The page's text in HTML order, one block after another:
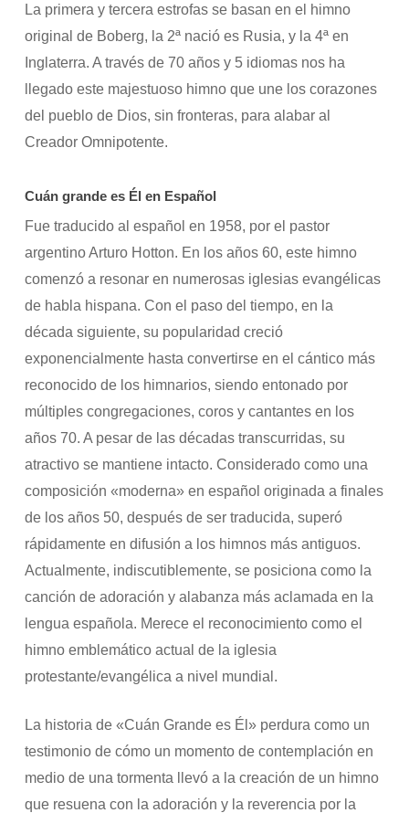
La primera y tercera estrofas se basan en el himno
original de Boberg, la 2ª nació es Rusia, y la 4ª en
Inglaterra. A través de 70 años y 5 idiomas nos ha
llegado este majestuoso himno que une los corazones
del pueblo de Dios, sin fronteras, para alabar al
Creador Omnipotente.
Cuán grande es Él en Español
Fue traducido al español en 1958, por el pastor
argentino Arturo Hotton. En los años 60, este himno
comenzó a resonar en numerosas iglesias evangélicas
de habla hispana. Con el paso del tiempo, en la
década siguiente, su popularidad creció
exponencialmente hasta convertirse en el cántico más
reconocido de los himnarios, siendo entonado por
múltiples congregaciones, coros y cantantes en los
años 70. A pesar de las décadas transcurridas, su
atractivo se mantiene intacto. Considerado como una
composición «moderna» en español originada a finales
de los años 50, después de ser traducida, superó
rápidamente en difusión a los himnos más antiguos.
Actualmente, indiscutiblemente, se posiciona como la
canción de adoración y alabanza más aclamada en la
lengua española. Merece el reconocimiento como el
himno emblemático actual de la iglesia
protestante/evangélica a nivel mundial.
La historia de «Cuán Grande es Él» perdura como un
testimonio de cómo un momento de contemplación en
medio de una tormenta llevó a la creación de un himno
que resuena con la adoración y la reverencia por la